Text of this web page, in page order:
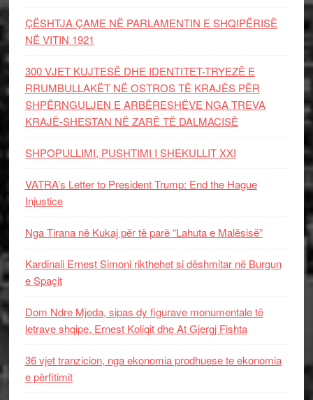
ÇËSHTJA ÇAME NË PARLAMENTIN E SHQIPËRISË
NË VITIN 1921
300 VJET KUJTESË DHE IDENTITET-TRYEZË E
RRUMBULLAKËT NË OSTROS TË KRAJËS PËR
SHPËRNGULJEN E ARBËRESHËVE NGA TREVA
KRAJË-SHESTAN NË ZARË TË DALMACISË
SHPOPULLIMI, PUSHTIMI I SHEKULLIT XXI
VATRA’s Letter to President Trump: End the Hague
Injustice
Nga Tirana në Kukaj për të parë “Lahuta e Malësisë”
Kardinali Ernest Simoni rikthehet si dëshmitar në Burgun
e Spaçit
Dom Ndre Mjeda, sipas dy figurave monumentale të
letrave shqipe, Ernest Koliqit dhe At Gjergj Fishta
36 vjet tranzicion, nga ekonomia prodhuese te ekonomia
e përfitimit